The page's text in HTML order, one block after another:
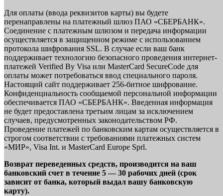
Для оплаты (ввода реквизитов карты) вы будете
перенаправлены на платежный шлюз ПАО «СБЕРБАНК».
Соединение с платежным шлюзом и передача информации
осуществляется в защищенном режиме с использованием
протокола шифрования SSL. В случае если ваш банк
поддерживает технологию безопасного проведения интернет-
платежей Verified By Visa или MasterCard SecureCode для
оплаты может потребоваться ввод специального пароля.
Настоящий сайт поддерживает 256-битное шифрование.
Конфиденциальность сообщаемой персональной информации
обеспечивается ПАО «СБЕРБАНК». Введенная информация
не будет предоставлена третьим лицам за исключением
случаев, предусмотренных законодательством РФ.
Проведение платежей по банковским картам осуществляется в
строгом соответствии с требованиями платежных систем
«МИР», Visa Int. и MasterCard Europe Sprl.
Возврат переведенных средств, производится на ваш
банковский счет в течение 5 — 30 рабочих дней (срок
зависит от банка, который выдал вашу банковскую
карту).